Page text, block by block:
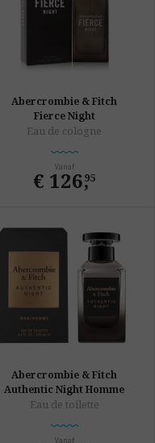
Abercrombie & Fitch
Fierce Night
Eau de cologne
Vanaf
€ 126,
95
Abercrombie & Fitch
Authentic Night Homme
Eau de toilette
Vanaf